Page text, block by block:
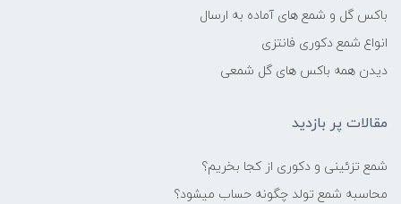
باکس گل و شمع های آماده به ارسال
انواع شمع دکوری فانتزی
دیدن همه باکس های گل شمعی
مقالات پر بازدید
شمع تزئینی و دکوری از کجا بخریم؟
محاسبه شمع تولد چگونه حساب میشود؟